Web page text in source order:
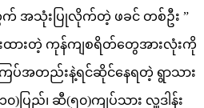
အသုံးပြုလိုက်တဲ့ ဖခင် တစ်ဦး ”
ထားတဲ့ ကုန်ကျစရိတ်တွေအားလုံးကို
ြပ်အတည်းနဲ့ရင်ဆိုင်နေရတဲ့ ရွာသား
)ပြည်၊ ဆီ(၅၀)ကျပ်သား လှူဒါန်း